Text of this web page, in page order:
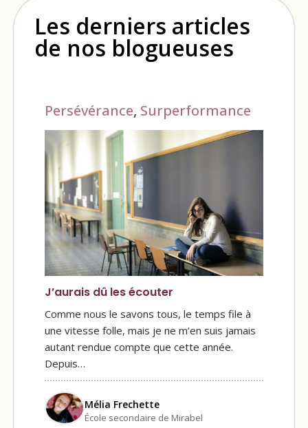
Les derniers articles
de nos blogueuses
Persévérance, Surperformance
J’aurais dû les écouter
Comme nous le savons tous, le temps file à
une vitesse folle, mais je ne m’en suis jamais
autant rendue compte que cette année.
Depuis…
Mélia Frechette
École secondaire de Mirabel